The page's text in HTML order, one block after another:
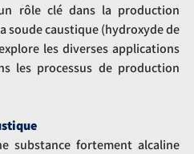
rôle clé dans la production
soude caustique (hydroxyde de
les diverses applications
les processus de production
substance fortement alcaline